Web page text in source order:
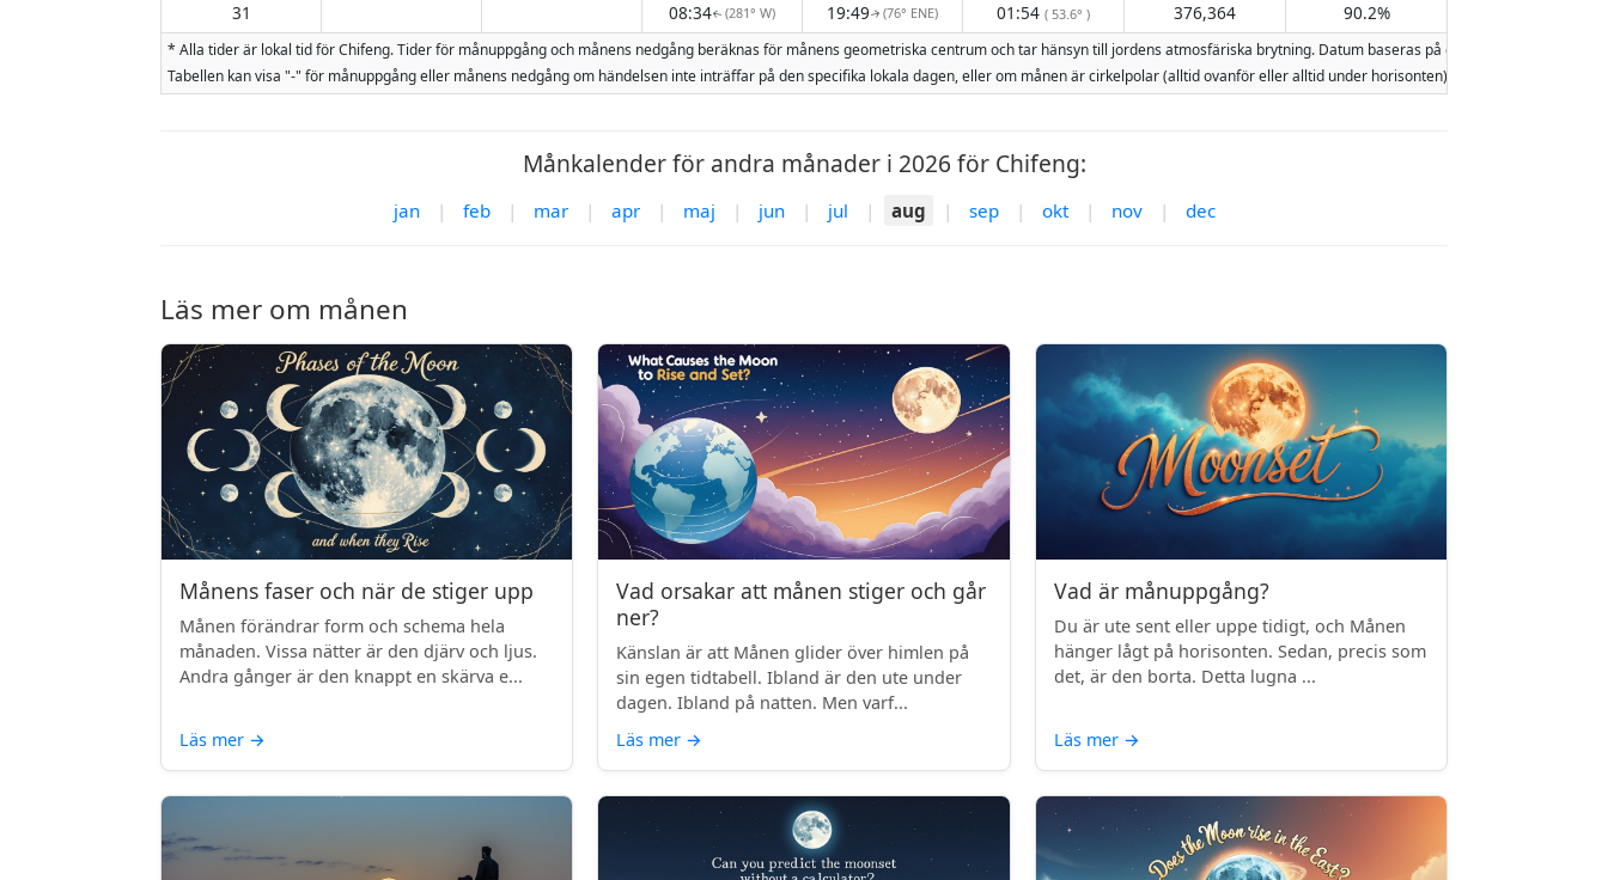
31
08:34↑(281° W) 19:49↑(76° ENE) 01:54 ( 53.6° ) 376,364 90.2%
* Alla tider är lokal tid för Chifeng. Tider för månuppgång och månens nedgång beräknas för månens geometriska centrum och tar hänsyn till jordens atmosfäriska brytning. Datum baseras på den gregorianska
Tabellen kan visa "-" för månuppgång eller månens nedgång om händelsen inte inträffar på den specifika lokala dagen, eller om månen är cirkelpolar (alltid ovanför eller alltid under horisonten). Två månuppgångar
Månkalender för andra månader i 2026 för Chifeng:
jan | feb | mar | apr | maj | jun | jul | aug | sep | okt | nov | dec
Läs mer om månen
Månens faser och när de stiger upp
Månen förändrar form och schema hela
månaden. Vissa nätter är den djärv och ljus.
Andra gånger är den knappt en skärva e...
Läs mer →
Vad orsakar att månen stiger och går
ner?
Känslan är att Månen glider över himlen på
sin egen tidtabell. Ibland är den ute under
dagen. Ibland på natten. Men varf...
Läs mer →
Vad är månuppgång?
Du är ute sent eller uppe tidigt, och Månen
hänger lågt på horisonten. Sedan, precis som
det, är den borta. Detta lugna ...
Läs mer →